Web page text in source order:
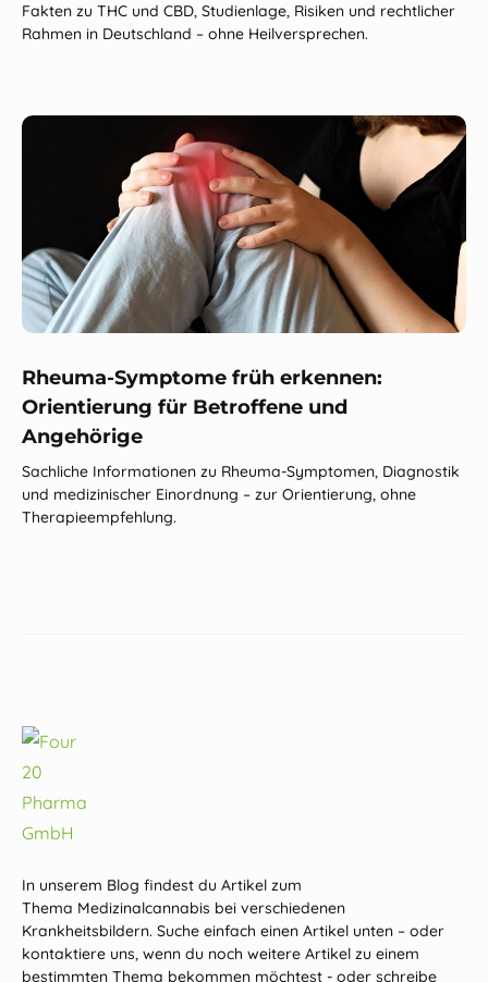
Fakten zu THC und CBD, Studienlage, Risiken und rechtlicher
Rahmen in Deutschland – ohne Heilversprechen.
Rheuma‑Symptome früh erkennen:
Orientierung für Betroffene und
Angehörige
Sachliche Informationen zu Rheuma-Symptomen, Diagnostik
und medizinischer Einordnung – zur Orientierung, ohne
Therapieempfehlung.
In unserem Blog findest du Artikel zum
Thema Medizinalcannabis bei verschiedenen
Krankheitsbildern. Suche einfach einen Artikel unten – oder
kontaktiere uns, wenn du noch weitere Artikel zu einem
bestimmten Thema bekommen möchtest - oder schreibe